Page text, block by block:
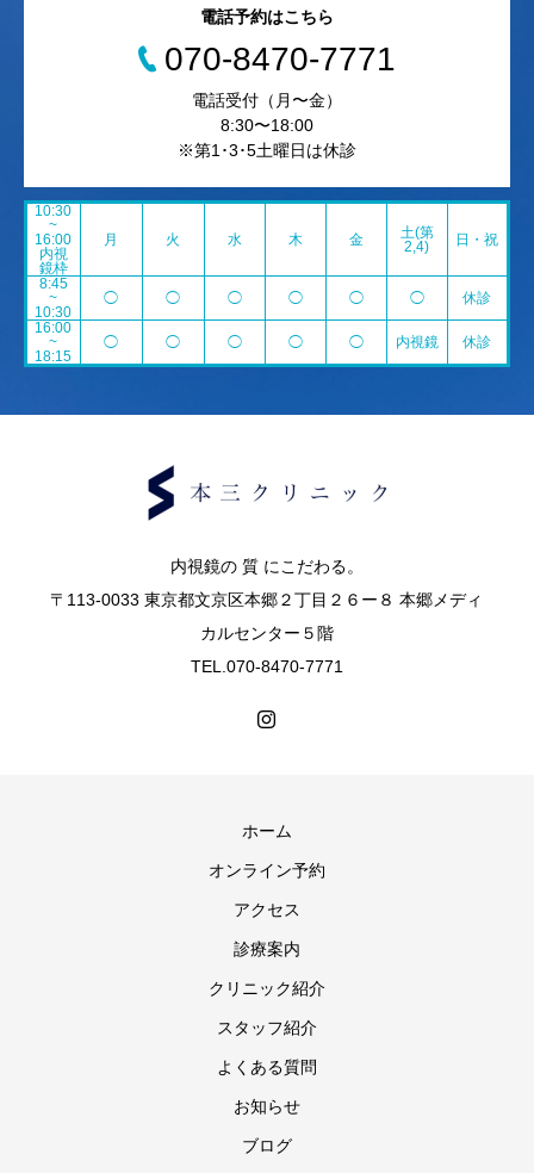
電話予約はこちら
070-8470-7771
電話受付（月〜金）
8:30〜18:00
※第1･3･5土曜日は休診
10:30
~
16:00
内視
鏡枠
月 火 水 木 金
土(第
2,4)
日・祝
8:45
~
10:30
◯ ◯ ◯ ◯ ◯ ◯
休診
16:00
~
18:15
◯ ◯ ◯ ◯ ◯ 内視鏡 休診
内視鏡の 質 にこだわる。
〒113-0033 東京都文京区本郷２丁目２６ー８ 本郷メディ
カルセンター５階
TEL.070-8470-7771
ホーム
オンライン予約
アクセス
診療案内
クリニック紹介
スタッフ紹介
よくある質問
お知らせ
ブログ